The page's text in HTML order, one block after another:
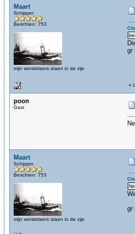
Maart
Schipper
Berichten: 753
mijn worstelaers staen in de zije
gr
«
poon
Gast
Maart
Schipper
Berichten: 753
mijn worstelaers staen in de zije
gr